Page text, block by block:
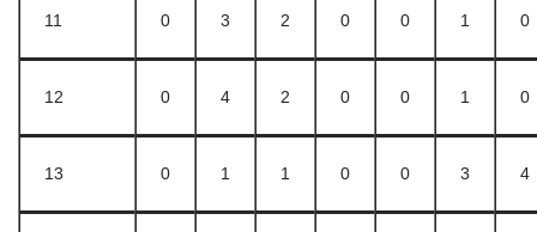
11 0 3 2 0 0 1 0
12 0 4 2 0 0 1 0
13 0 1 1 0 0 3 4